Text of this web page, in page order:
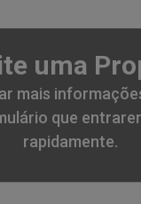
uma
mais
que
rapidamente.